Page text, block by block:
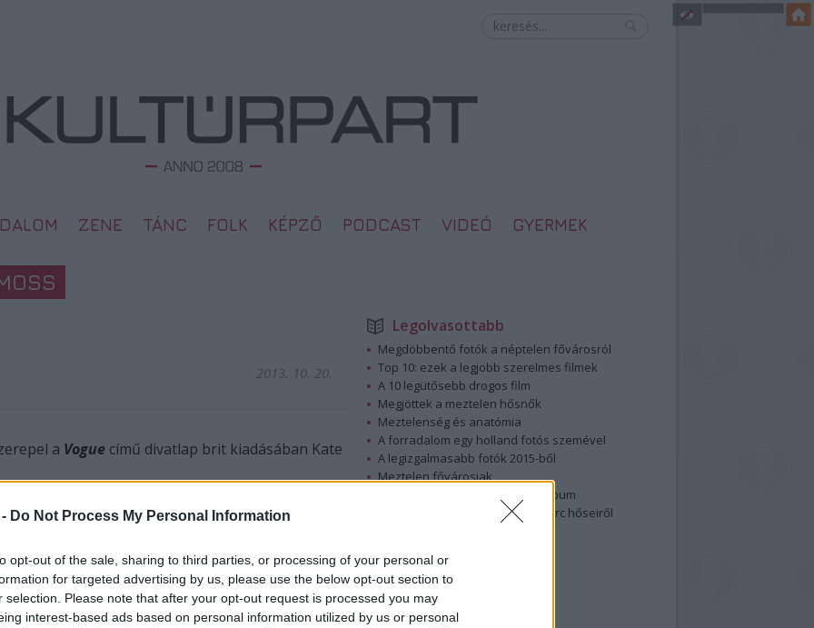
Do Not Process My Personal Information
opt-out of the sale, sharing to third parties, or processing of your personal or
for targeted advertising by us, please use the below opt-out section to
selection. Please note that after your opt-out request is processed you may
interest-based ads based on personal information utilized by us or personal
ZENE TÁNC FOLK KÉPZŐ PODCAST VIDEÓ GYERMEK
2013. 10. 20.
a Vogue című divatlap brit kiadásában Kate
Legolvasottabb
Megdöbbentő fotók a néptelen fővárosról
Top 10: ezek a legjobb szerelmes filmek
A 10 legütősebb drogos film
Megjöttek a meztelen hősnők
Meztelenség és anatómia
A forradalom egy holland fotós szemével
A legizgalmasabb fotók 2015-ből
Meztelen fővárosiak
Készülőben a nagy meztelen album
Nézd meg a 48-as szabadságharc hőseiről
Hírlevél feliratkozás